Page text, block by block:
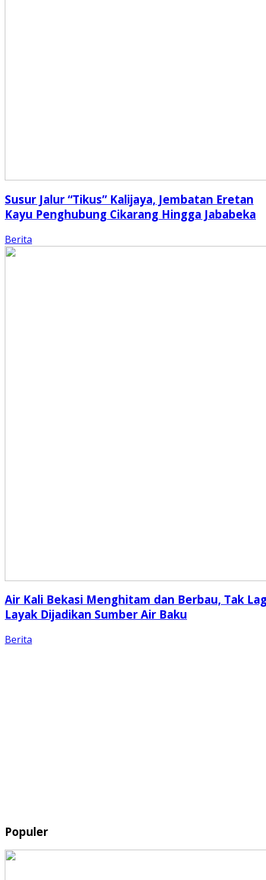
Susur Jalur “Tikus” Kalijaya, Jembatan Eretan
Kayu Penghubung Cikarang Hingga Jababeka
Berita
Air Kali Bekasi Menghitam dan Berbau, Tak
Layak Dijadikan Sumber Air Baku
Berita
Populer